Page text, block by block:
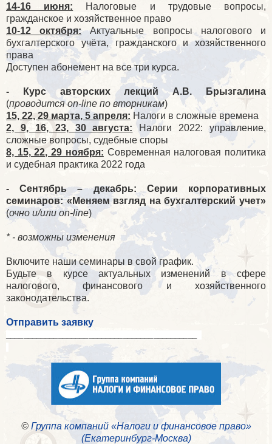
14-16 июня: Налоговые и трудовые вопросы,
гражданское и хозяйственное право
10-12 октября:Актуальные вопросы налогового и
бухгалтерского учёта, гражданского и хозяйственного
права
Доступен абонемент на все три курса.
- Курс авторских лекций А.В. Брызгалина
(проводится on-line по вторникам)
15, 22, 29 марта, 5 апреля: Налоги в сложные времена
2, 9, 16, 23, 30 августа: Налоги 2022: управление,
сложные вопросы, судебные споры
8, 15, 22, 29 ноября: Современная налоговая политика
и судебная практика 2022 года
- Сентябрь – декабрь: Серии корпоративных
семинаров: «Меняем взгляд на бухгалтерский учет»
(очно и/или on-line)
* - возможны изменения
Включите наши семинары в свой график.
Будьте в курсе актуальных изменений в сфере
налогового, финансового и хозяйственного
законодательства.
Отправить заявку
© Группа компаний «Налоги и финансовое право»
(Екатеринбург-Москва)